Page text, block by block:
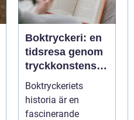
Boktryckeri: en
tidsresa genom
tryckkonstens
värld
Boktryckeriets
historia är en
fascinerande